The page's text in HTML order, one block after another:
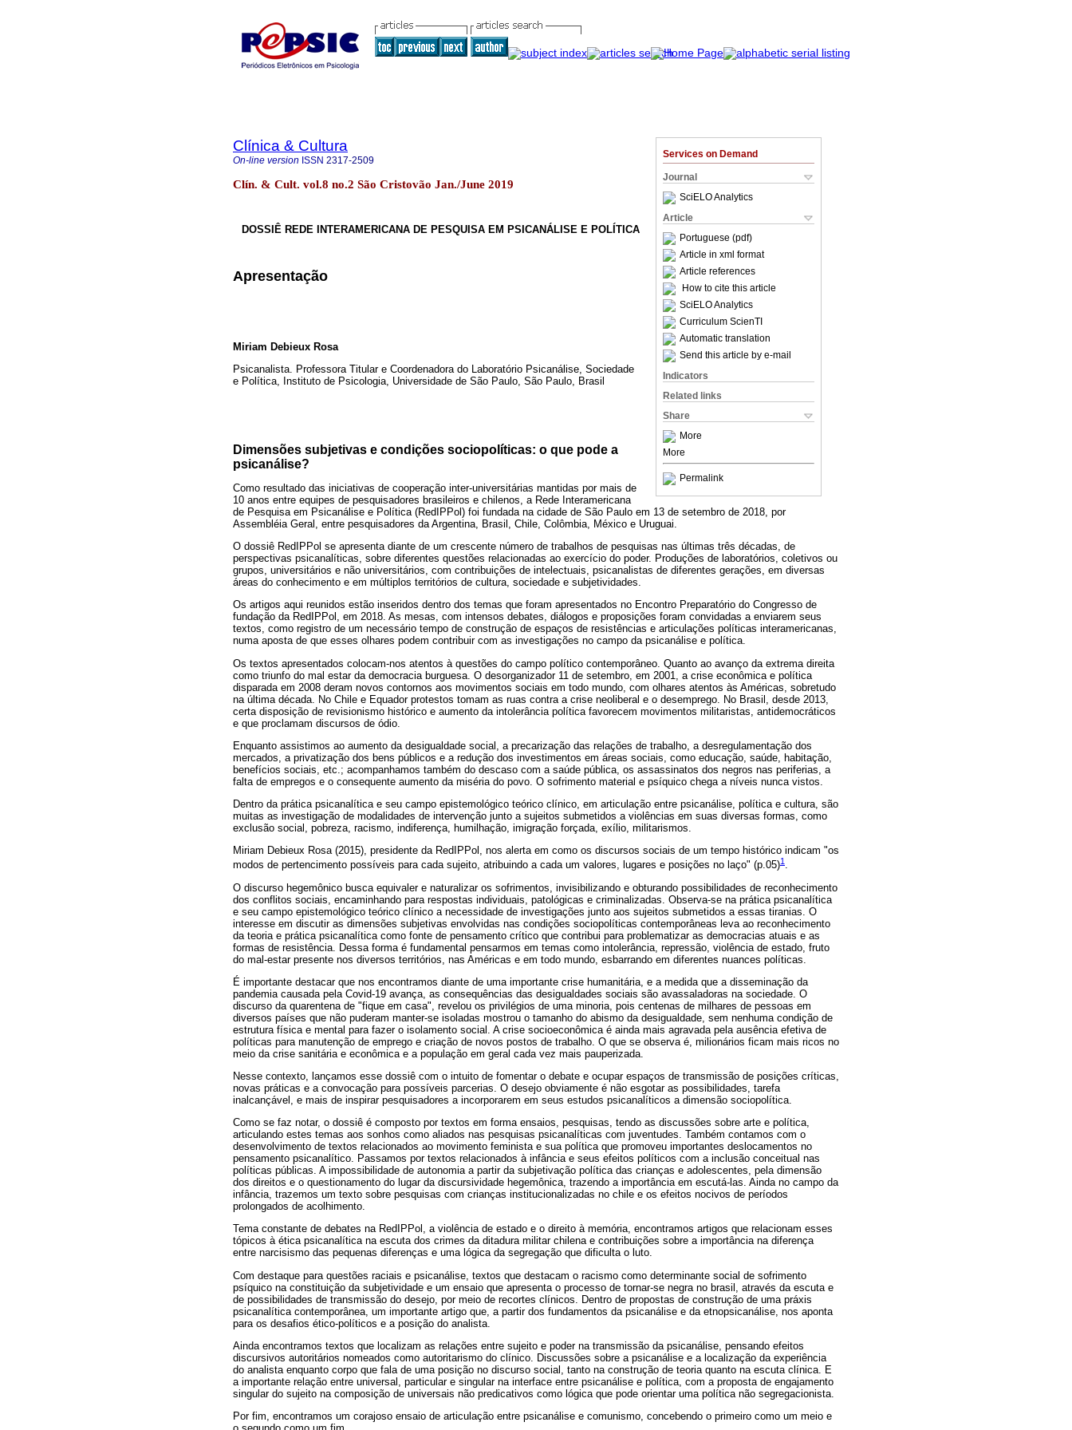
Services on Demand
Journal
SciELO Analytics
Article
Portuguese (pdf)
Article in xml format
Article references
How to cite this article
SciELO Analytics
Curriculum ScienTI
Automatic translation
Send this article by e-mail
Indicators
Related links
Share
More
More
Permalink
Clínica & Cultura
On-line version ISSN 2317-2509
Clín. & Cult. vol.8 no.2 São Cristovão Jan./June 2019
DOSSIÊ REDE INTERAMERICANA DE PESQUISA EM PSICANÁLISE E POLÍTICA
Apresentação
Miriam Debieux Rosa
Psicanalista. Professora Titular e Coordenadora do Laboratório Psicanálise, Sociedade
e Política, Instituto de Psicologia, Universidade de São Paulo, São Paulo, Brasil
Dimensões subjetivas e condições sociopolíticas: o que pode a
psicanálise?
Como resultado das iniciativas de cooperação inter-universitárias mantidas por mais de
10 anos entre equipes de pesquisadores brasileiros e chilenos, a Rede Interamericana
de Pesquisa em Psicanálise e Política (RedIPPol) foi fundada na cidade de São Paulo em 13 de setembro de 2018, por
Assembléia Geral, entre pesquisadores da Argentina, Brasil, Chile, Colômbia, México e Uruguai.
O dossiê RedIPPol se apresenta diante de um crescente número de trabalhos de pesquisas nas últimas três décadas, de
perspectivas psicanalíticas, sobre diferentes questões relacionadas ao exercício do poder. Produções de laboratórios, coletivos ou
grupos, universitários e não universitários, com contribuições de intelectuais, psicanalistas de diferentes gerações, em diversas
áreas do conhecimento e em múltiplos territórios de cultura, sociedade e subjetividades.
Os artigos aqui reunidos estão inseridos dentro dos temas que foram apresentados no Encontro Preparatório do Congresso de
fundação da RedIPPol, em 2018. As mesas, com intensos debates, diálogos e proposições foram convidadas a enviarem seus
textos, como registro de um necessário tempo de construção de espaços de resistências e articulações políticas interamericanas,
numa aposta de que esses olhares podem contribuir com as investigações no campo da psicanálise e política.
Os textos apresentados colocam-nos atentos à questões do campo político contemporâneo. Quanto ao avanço da extrema direita
como triunfo do mal estar da democracia burguesa. O desorganizador 11 de setembro, em 2001, a crise econômica e política
disparada em 2008 deram novos contornos aos movimentos sociais em todo mundo, com olhares atentos às Américas, sobretudo
na última década. No Chile e Equador protestos tomam as ruas contra a crise neoliberal e o desemprego. No Brasil, desde 2013,
certa disposição de revisionismo histórico e aumento da intolerância política favorecem movimentos militaristas, antidemocráticos
e que proclamam discursos de ódio.
Enquanto assistimos ao aumento da desigualdade social, a precarização das relações de trabalho, a desregulamentação dos
mercados, a privatização dos bens públicos e a redução dos investimentos em áreas sociais, como educação, saúde, habitação,
benefícios sociais, etc.; acompanhamos também do descaso com a saúde pública, os assassinatos dos negros nas periferias, a
falta de empregos e o consequente aumento da miséria do povo. O sofrimento material e psíquico chega a níveis nunca vistos.
Dentro da prática psicanalítica e seu campo epistemológico teórico clínico, em articulação entre psicanálise, política e cultura, são
muitas as investigação de modalidades de intervenção junto a sujeitos submetidos a violências em suas diversas formas, como
exclusão social, pobreza, racismo, indiferença, humilhação, imigração forçada, exílio, militarismos.
Miriam Debieux Rosa (2015), presidente da RedIPPol, nos alerta em como os discursos sociais de um tempo histórico indicam "os
modos de pertencimento possíveis para cada sujeito, atribuindo a cada um valores, lugares e posições no laço" (p.05)1 .
O discurso hegemônico busca equivaler e naturalizar os sofrimentos, invisibilizando e obturando possibilidades de reconhecimento
dos conflitos sociais, encaminhando para respostas individuais, patológicas e criminalizadas. Observa-se na prática psicanalítica
e seu campo epistemológico teórico clínico a necessidade de investigações junto aos sujeitos submetidos a essas tiranias. O
interesse em discutir as dimensões subjetivas envolvidas nas condições sociopolíticas contemporâneas leva ao reconhecimento
da teoria e prática psicanalítica como fonte de pensamento crítico que contribui para problematizar as democracias atuais e as
formas de resistência. Dessa forma é fundamental pensarmos em temas como intolerância, repressão, violência de estado, fruto
do mal-estar presente nos diversos territórios, nas Américas e em todo mundo, esbarrando em diferentes nuances políticas.
É importante destacar que nos encontramos diante de uma importante crise humanitária, e a medida que a disseminação da
pandemia causada pela Covid-19 avança, as consequências das desigualdades sociais são avassaladoras na sociedade. O
discurso da quarentena de "fique em casa", revelou os privilégios de uma minoria, pois centenas de milhares de pessoas em
diversos países que não puderam manter-se isoladas mostrou o tamanho do abismo da desigualdade, sem nenhuma condição de
estrutura física e mental para fazer o isolamento social. A crise socioeconômica é ainda mais agravada pela ausência efetiva de
políticas para manutenção de emprego e criação de novos postos de trabalho. O que se observa é, milionários ficam mais ricos no
meio da crise sanitária e econômica e a população em geral cada vez mais pauperizada.
Nesse contexto, lançamos esse dossiê com o intuito de fomentar o debate e ocupar espaços de transmissão de posições críticas,
novas práticas e a convocação para possíveis parcerias. O desejo obviamente é não esgotar as possibilidades, tarefa
inalcançável, e mais de inspirar pesquisadores a incorporarem em seus estudos psicanalíticos a dimensão sociopolítica.
Como se faz notar, o dossiê é composto por textos em forma ensaios, pesquisas, tendo as discussões sobre arte e política,
articulando estes temas aos sonhos como aliados nas pesquisas psicanalíticas com juventudes. Também contamos com o
desenvolvimento de textos relacionados ao movimento feminista e sua política que promoveu importantes deslocamentos no
pensamento psicanalítico. Passamos por textos relacionados à infância e seus efeitos políticos com a inclusão conceitual nas
políticas públicas. A impossibilidade de autonomia a partir da subjetivação política das crianças e adolescentes, pela dimensão
dos direitos e o questionamento do lugar da discursividade hegemônica, trazendo a importância em escutá-las. Ainda no campo da
infância, trazemos um texto sobre pesquisas com crianças institucionalizadas no chile e os efeitos nocivos de períodos
prolongados de acolhimento.
Tema constante de debates na RedIPPol, a violência de estado e o direito à memória, encontramos artigos que relacionam esses
tópicos à ética psicanalítica na escuta dos crimes da ditadura militar chilena e contribuições sobre a importância na diferença
entre narcisismo das pequenas diferenças e uma lógica da segregação que dificulta o luto.
Com destaque para questões raciais e psicanálise, textos que destacam o racismo como determinante social de sofrimento
psíquico na constituição da subjetividade e um ensaio que apresenta o processo de tornar-se negra no brasil, através da escuta e
de possibilidades de transmissão do desejo, por meio de recortes clínicos. Dentro de propostas de construção de uma práxis
psicanalítica contemporânea, um importante artigo que, a partir dos fundamentos da psicanálise e da etnopsicanálise, nos aponta
para os desafios ético-políticos e a posição do analista.
Ainda encontramos textos que localizam as relações entre sujeito e poder na transmissão da psicanálise, pensando efeitos
discursivos autoritários nomeados como autoritarismo do clínico. Discussões sobre a psicanálise e a localização da experiência
do analista enquanto corpo que fala de uma posição no discurso social, tanto na construção de teoria quanto na escuta clínica. E
a importante relação entre universal, particular e singular na interface entre psicanálise e política, com a proposta de engajamento
singular do sujeito na composição de universais não predicativos como lógica que pode orientar uma política não segregacionista.
Por fim, encontramos um corajoso ensaio de articulação entre psicanálise e comunismo, concebendo o primeiro como um meio e